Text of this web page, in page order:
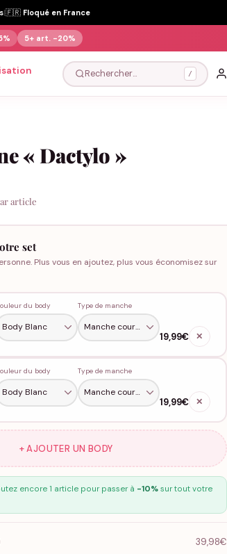
|🇫🇷 Floqué en France
5+ art. -20%
Rechercher… /
« Dactylo »
article
set
Plus vous en ajoutez, plus vous économisez sur
du body Type de manche
19,99€ ✕
du body Type de manche
19,99€ ✕
+ AJOUTER UN BODY
encore 1 article pour passer à -10%sur tout votre
39,98€